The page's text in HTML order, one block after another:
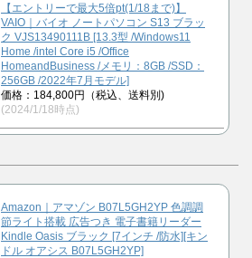
【エントリーで最大5倍pt(1/18まで)】
VAIO｜バイオ ノートパソコン S13 ブラッ
ク VJS13490111B [13.3型 /Windows11
Home /intel Core i5 /Office
HomeandBusiness /メモリ：8GB /SSD：
256GB /2022年7月モデル]
価格：184,800円（税込、送料別)
(2024/1/18時点)
Amazon｜アマゾン B07L5GH2YP 色調調
節ライト搭載 広告つき 電子書籍リーダー
Kindle Oasis ブラック [7インチ /防水][キン
ドル オアシス B07L5GH2YP]